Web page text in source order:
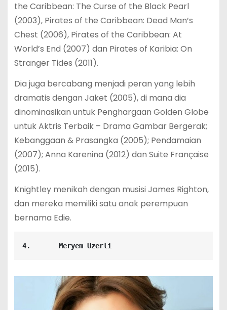
the Caribbean: The Curse of the Black Pearl
(2003), Pirates of the Caribbean: Dead Man’s
Chest (2006), Pirates of the Caribbean: At
World’s End (2007) dan Pirates of Karibia: On
Stranger Tides (2011).
Dia juga bercabang menjadi peran yang lebih
dramatis dengan Jaket (2005), di mana dia
dinominasikan untuk Penghargaan Golden Globe
untuk Aktris Terbaik – Drama Gambar Bergerak;
Kebanggaan & Prasangka (2005); Pendamaian
(2007); Anna Karenina (2012) dan Suite Française
(2015).
Knightley menikah dengan musisi James Righton,
dan mereka memiliki satu anak perempuan
bernama Edie.
4.       Meryem Uzerli